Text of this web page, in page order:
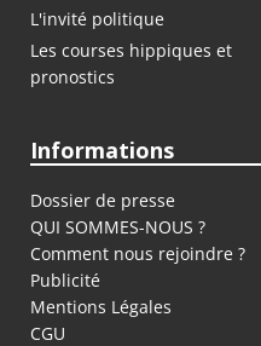
L'invité politique
Les courses hippiques et
pronostics
Informations
Dossier de presse
QUI SOMMES-NOUS ?
Comment nous rejoindre ?
Publicité
Mentions Légales
CGU